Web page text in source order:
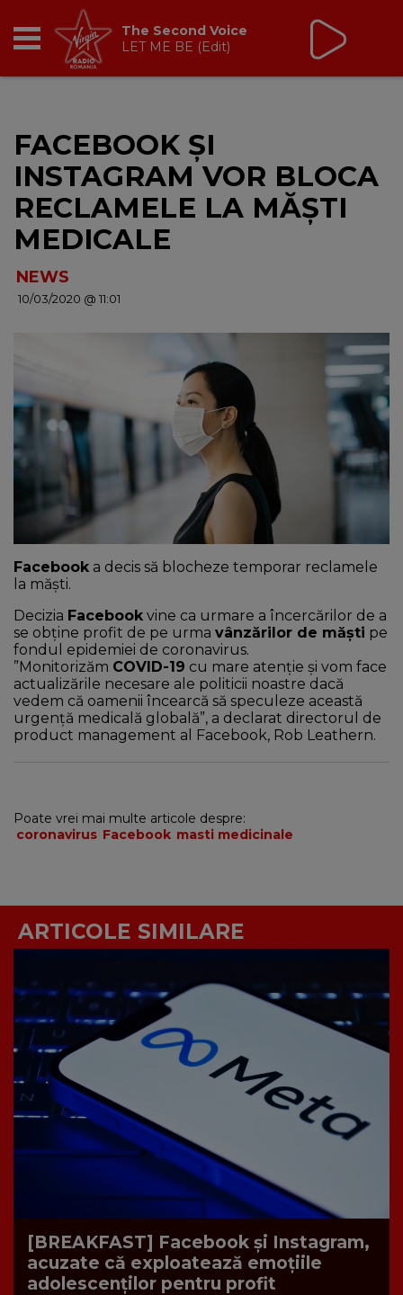
BREAKFAST
TIC TALK
CÂȘTIGĂ
HOT 30
DANCEFLOOR CHART
RADIO ACADEMY
NEWS
CONTUL MEU
The Second Voice
LET ME BE (Edit)
FACEBOOK ŞI
INSTAGRAM VOR BLOCA
RECLAMELE LA MĂŞTI
MEDICALE
NEWS
10/03/2020 @ 11:01
Facebook a decis să blocheze temporar reclamele
la măşti.
Decizia Facebook vine ca urmare a încercărilor de a
se obţine profit de pe urma vânzărilor de măşti pe
fondul epidemiei de coronavirus.
”Monitorizăm COVID-19 cu mare atenţie şi vom face
actualizările necesare ale politicii noastre dacă
vedem că oamenii încearcă să speculeze această
urgenţă medicală globală”, a declarat directorul de
product management al Facebook, Rob Leathern.
Poate vrei mai multe articole despre:
coronavirus Facebook masti medicinale
ARTICOLE SIMILARE
[BREAKFAST] Facebook și Instagram,
acuzate că exploatează emoțiile
adolescenților pentru profit